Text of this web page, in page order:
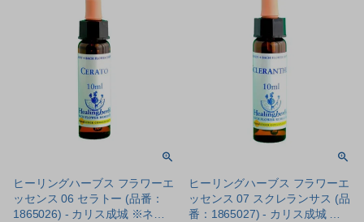
ヒーリングハーブス フラワーエ
ッセンス 06 セラトー (品番：
1865026) - カリス成城 ※ネコ
ヒーリングハーブス フラワーエ
ッセンス 07 スクレランサス (品
番：1865027) - カリス成城 ※